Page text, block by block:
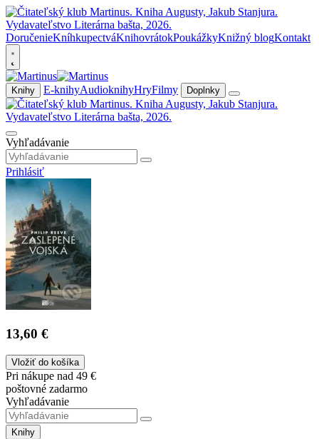
DoručenieKníhkupectváKnihovrátokPoukážkyKnižný blogKontakt
Knihy E-knihyAudioknihyHryFilmy Doplnky
Vyhľadávanie
Prihlásiť
13,60 €
Vložiť do košíka
Pri nákupe nad 49 €
poštovné zadarmo
Vyhľadávanie
Knihy